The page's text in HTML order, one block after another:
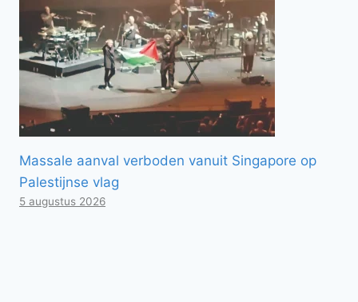
Massale aanval verboden vanuit Singapore op
Palestijnse vlag
5 augustus 2026